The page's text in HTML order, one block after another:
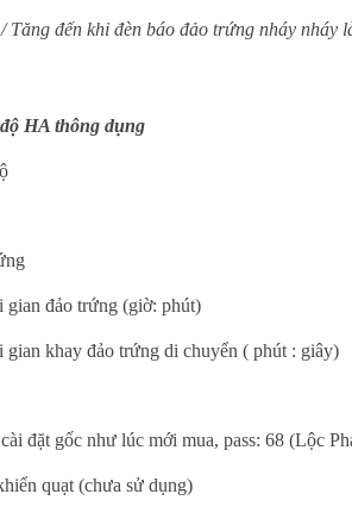
Tăng đến khi đèn báo đảo trứng nháy nháy
HA thông dụng
đảo trứng (giờ: phút)
khay đảo trứng di chuyển ( phút : giây)
đặt gốc như lúc mới mua, pass: 68 (Lộc
quạt (chưa sử dụng)